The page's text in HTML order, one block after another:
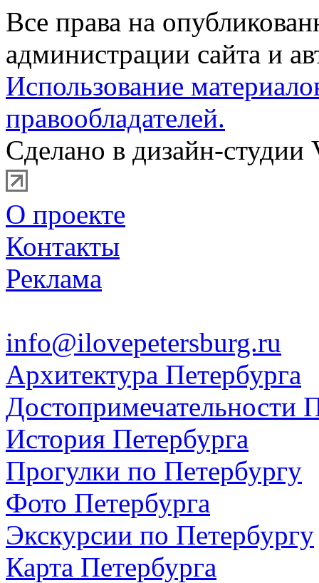
Все права на
администрации сайта и
Использование
правообладателей.
Сделано в дизайн-студии
О проекте
Контакты
Реклама
info@ilovepetersburg.ru
Архитектура Петербурга
Достопримечательности
История Петербурга
Прогулки по Петербургу
Фото Петербурга
Экскурсии по Петербургу
Карта Петербурга